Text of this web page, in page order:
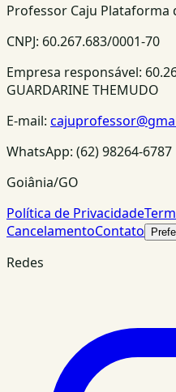
Professor Caju Plataforma
CNPJ: 60.267.683/0001-70
Empresa responsável:
GUARDARINE THEMUDO
E-mail:
WhatsApp: (62) 98264-6787
Goiânia/GO
Política de Privacidade
CancelamentoContato
Redes